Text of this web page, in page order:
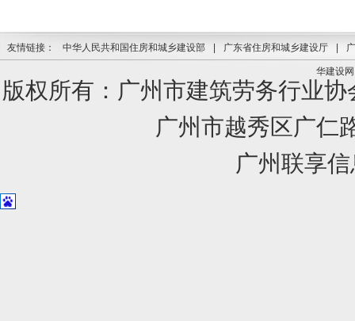
友情链接： 中华人民共和国住房和城乡建设部 广东省住房和城乡建设厅
华建设网
版权所有：广州市建筑劳务行业
广州市越秀区广仁
广州联享